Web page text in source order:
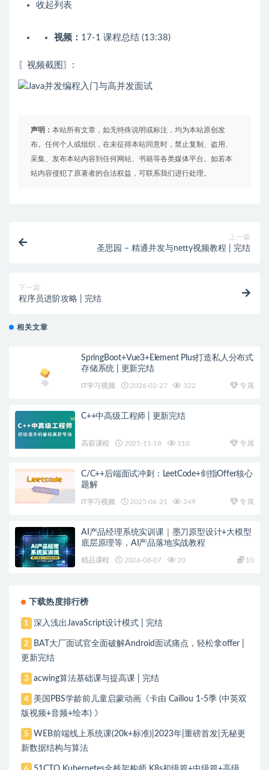
收起列表
视频： 17-1 课程总结 (13:38)
〖视频截图〗:
声明： 本站所有文章，如无特殊说明或标注，均为本站原创发
布。任何个人或组织，在未征得本站同意时，禁止复制、盗用、
采集、发布本站内容到任何网站、书籍等各类媒体平台。如若本
站内容侵犯了原著者的合法权益，可联系我们进行处理。
上一篇
圣思园 – 精通并发与netty视频教程 | 完结
下一篇
程序员进阶攻略 | 完结
相关文章
SpringBoot+Vue3+Element Plus打造私人分布式
存储系统 | 更新完结
IT学习视频 2026-02-27 322 专属
C++中高级工程师 | 更新完结
高薪课程 2025-11-18 310 专属
C/C++后端面试冲刺：LeetCode+剑指Offer核心
题解
IT学习视频 2025-06-21 249 专属
AI产品经理系统实训课｜墨刀原型设计+大模型
底层原理等，AI产品落地实战教程
精品课程 2026-08-07 20 10
下载热度排行榜
1 深入浅出JavaScript设计模式 | 完结
2
BAT大厂面试官全面破解Android面试痛点，轻松拿offer |
更新完结
3 acwing算法基础课与提高课 | 完结
4
美国PBS学龄前儿童启蒙动画《卡由 Caillou 1-5季 (中英双
版视频+音频+绘本) 》
5
WEB前端线上系统课(20k+标准)|2023年|重磅首发|无秘更
新数据结构与算法